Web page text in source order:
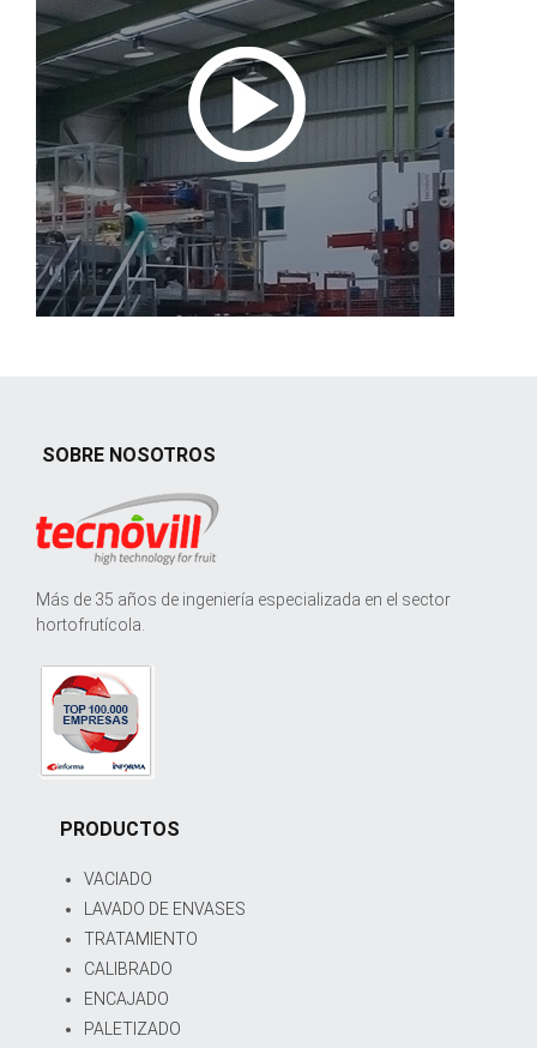
SOBRE NOSOTROS
Más de 35 años de ingeniería especializada en el sector
hortofrutícola.
PRODUCTOS
VACIADO
LAVADO DE ENVASES
TRATAMIENTO
CALIBRADO
ENCAJADO
PALETIZADO